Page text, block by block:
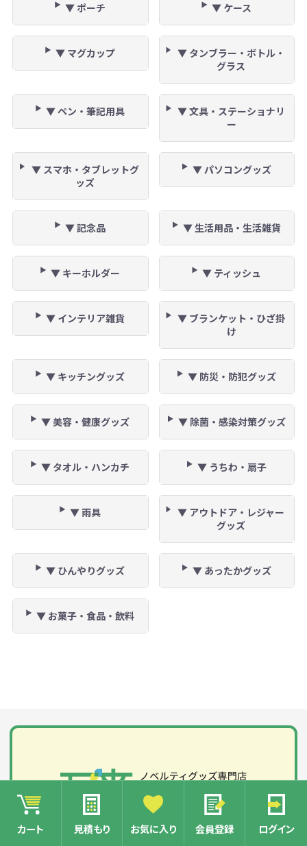
カート 見積もり お気に入り 会員登録 ログイン
▼ ポーチ ▼ ケース
▼ マグカップ
▼ タンブラー・ボトル・
グラス
▼ ペン・筆記用具
▼ 文具・ステーショナリ
ー
▼ スマホ・タブレットグ
ッズ
▼ パソコングッズ
▼ 記念品 ▼ 生活用品・生活雑貨
▼ キーホルダー ▼ ティッシュ
▼ インテリア雑貨
▼ ブランケット・ひざ掛
け
▼ キッチングッズ ▼ 防災・防犯グッズ
▼ 美容・健康グッズ ▼ 除菌・感染対策グッズ
▼ タオル・ハンカチ ▼ うちわ・扇子
▼ 雨具
▼ アウトドア・レジャー
グッズ
▼ ひんやりグッズ ▼ あったかグッズ
▼ お菓子・食品・飲料
万来ドットbizは企業様・官公庁様・団体様